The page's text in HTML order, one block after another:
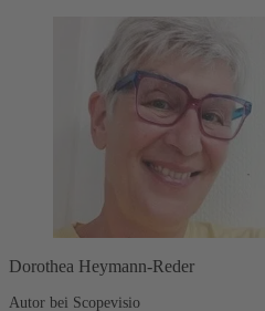
Dorothea Heymann-Reder
Autor bei Scopevisio